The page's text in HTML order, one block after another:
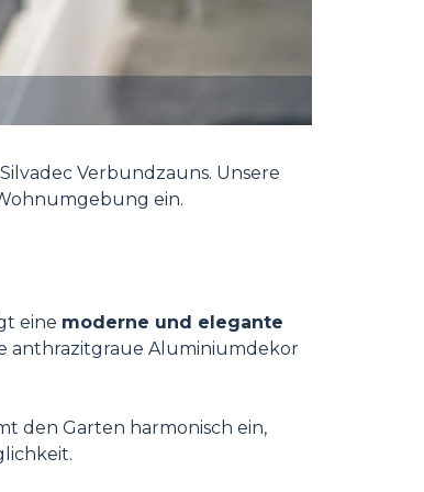
Verbundzauns. Unsere
ein.
eine moderne und elegante
anthrazitgraue Aluminiumdekor
den Garten harmonisch ein,